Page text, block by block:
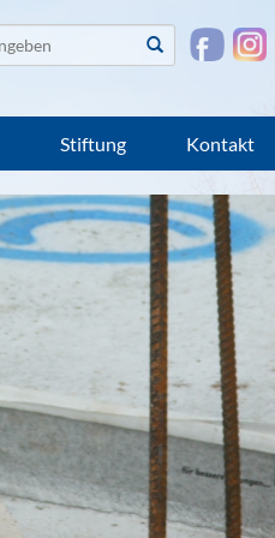
Suchen
Stiftung Kontakt